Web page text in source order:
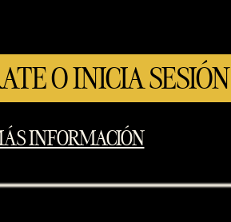
O INICIA SESIÓN
INFORMACIÓN